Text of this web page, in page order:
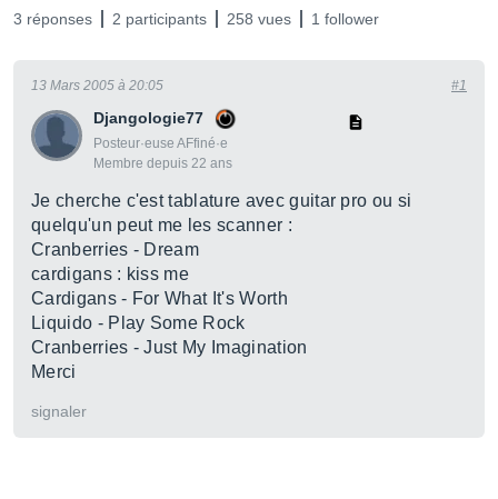
3 réponses 2 participants 258 vues 1 follower
Djangologie77
Posteur·euse AFfiné·e
Membre depuis 22 ans
13 Mars 2005 à 20:05 #1
Je cherche c'est tablature avec guitar pro ou si
quelqu'un peut me les scanner :
Cranberries - Dream
cardigans : kiss me
Cardigans - For What It's Worth
Liquido - Play Some Rock
Cranberries - Just My Imagination
Merci
signaler